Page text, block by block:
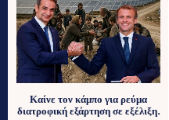
Καίνε τον κάμπο για ρεύμα
διατροφική εξάρτηση σε εξέλιξη.